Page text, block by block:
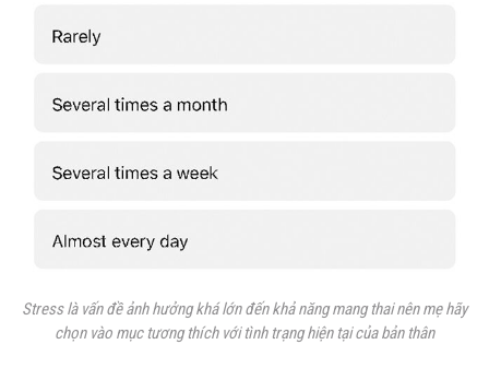
Stress là vấn đề ảnh hưởng khá lớn đến khả năng mang thai nên mẹ hãy
chọn vào mục tương thích với tình trạng hiện tại của bản thân